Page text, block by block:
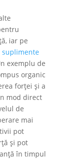
iar pe
suplimente
exemplu de
organic
forței și a
mod direct
de
mai
pot
și pot
în timpul